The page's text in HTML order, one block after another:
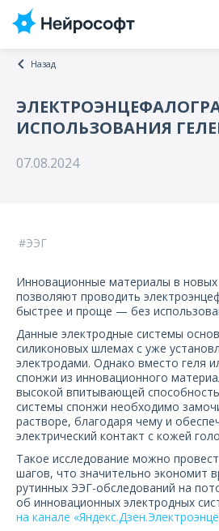
Продукты
Обучение
Дилеры
О компании
Карьера
Назад
ИСПОЛЬЗОВАНИЯ
07.08.2024
ЭЭГ
Инновационные материалы в новых
позволяют проводить
быстрее и проще — без
Данные электродные системы
силиконовых шлемах с уже
электродами. Однако вместо геля
спонжи из инновационного
высокой впитывающей
системы спонжи необходимо
растворе, благодаря чему и
электрический контакт с кожей
Такое исследование можно
шагов, что значительно экономит
рутинных ЭЭГ-обследований на
об инновационных электродных
на канале